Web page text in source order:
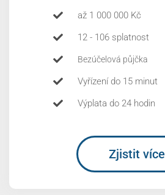
až 1 000 000 Kč
12 - 106 splatnost
Bezúčelová půjčka
Vyřízení do 15 minut
Výplata do 24 hodin
Zjistit více